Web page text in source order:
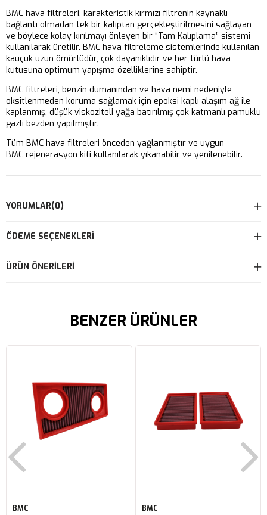
BMC hava filtreleri, karakteristik kırmızı filtrenin kaynaklı
bağlantı olmadan tek bir kalıptan gerçekleştirilmesini sağlayan
ve böylece kolay kırılmayı önleyen bir “Tam Kalıplama” sistemi
kullanılarak üretilir. BMC hava filtreleme sistemlerinde kullanılan
kauçuk uzun ömürlüdür, çok dayanıklıdır ve her türlü hava
kutusuna optimum yapışma özelliklerine sahiptir.
BMC filtreleri, benzin dumanından ve hava nemi nedeniyle
oksitlenmeden koruma sağlamak için epoksi kaplı alaşım ağ ile
kaplanmış, düşük viskoziteli yağa batırılmış çok katmanlı pamuklu
gazlı bezden yapılmıştır.
Tüm BMC hava filtreleri önceden yağlanmıştır ve uygun
BMC rejenerasyon kiti kullanılarak yıkanabilir ve yenilenebilir.
YORUMLAR(0)
ÖDEME SEÇENEKLERI
ÜRÜN ÖNERILERI
BENZER ÜRÜNLER
BMC
BMC